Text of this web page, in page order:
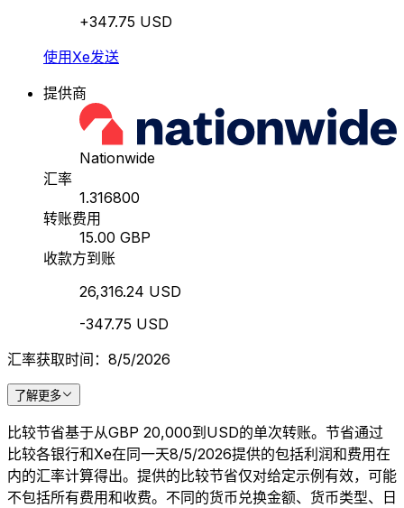
+347.75 USD
使用Xe发送
提供商
Nationwide
汇率
1.316800
转账费用
15.00 GBP
收款方到账
26,316.24 USD
-347.75 USD
汇率获取时间：8/5/2026
了解更多
比较节省基于从GBP 20,000到USD的单次转账。节省通过
比较各银行和Xe在同一天8/5/2026提供的包括利润和费用在
内的汇率计算得出。提供的比较节省仅对给定示例有效，可能
不包括所有费用和收费。不同的货币兑换金额、货币类型、日